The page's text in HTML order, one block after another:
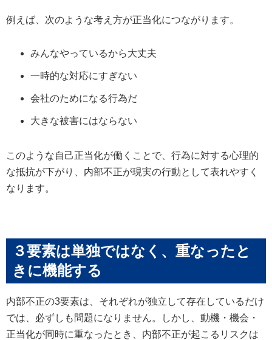
例えば、次のような考え方が正当化につながります。
みんなやっているから大丈夫
一時的な対応にすぎない
会社のためになる行為だ
大きな被害にはならない
このような自己正当化が働くことで、行為に対する心理的
な抵抗が下がり、内部不正が現実の行動として表れやすく
なります。
３要素は単独ではなく、重なったと
きに機能する
内部不正の3要素は、それぞれが独立して存在しているだけ
では、必ずしも問題になりません。しかし、動機・機会・
正当化が同時に重なったとき、内部不正が起こるリスクは